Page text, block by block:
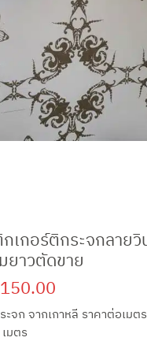
เกอร์ติกระจกลายวิ
ยาวตัดขาย
150.00Current
price
is:
จก จากเกาหลี ราคาต่อเมต
มตร